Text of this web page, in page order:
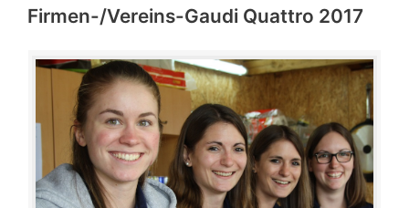
Firmen-/Vereins-Gaudi Quattro 2017